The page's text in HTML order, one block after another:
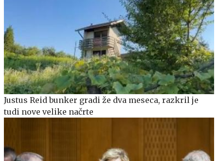
Justus Reid bunker gradi že dva meseca, razkril je
tudi nove velike načrte